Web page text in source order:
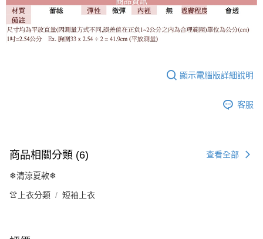
顯示電腦版詳細說明
客服
商品相關分類 (6) 查看全部
❄清涼夏款❄
👚上衣分類 短袖上衣